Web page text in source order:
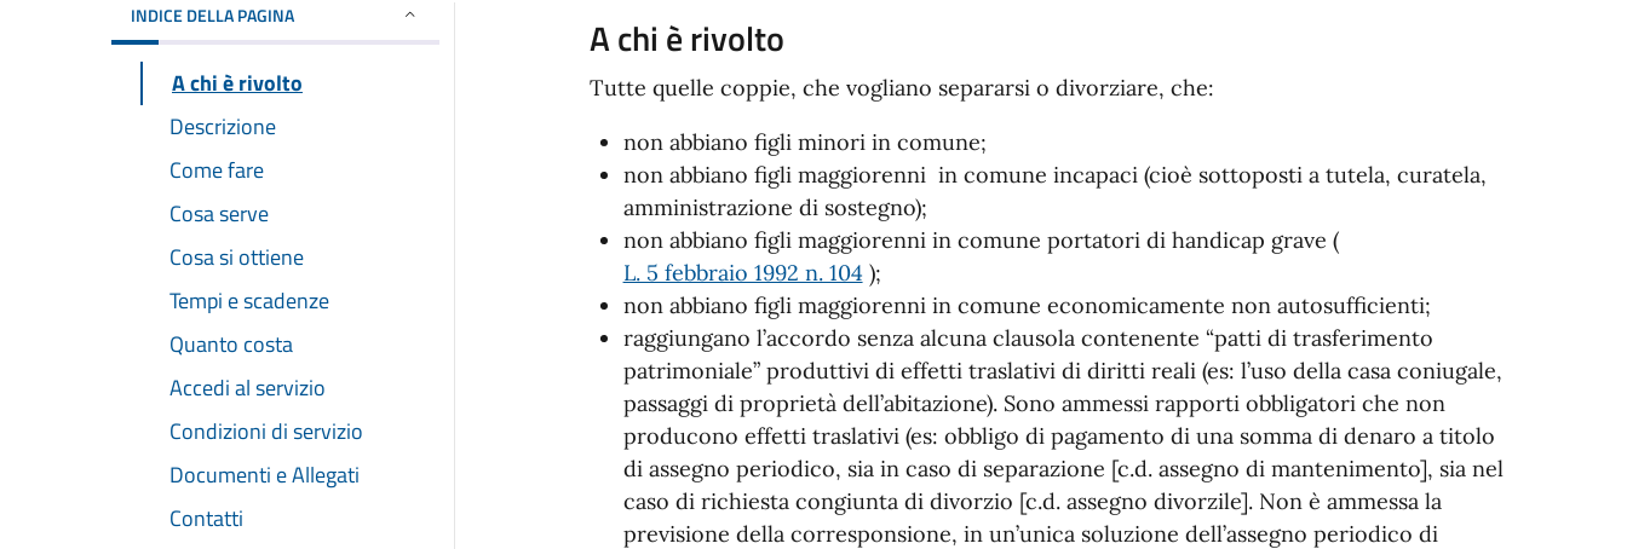
INDICE DELLA PAGINA
A chi è rivolto
Descrizione
Come fare
Cosa serve
Cosa si ottiene
Tempi e scadenze
Quanto costa
Accedi al servizio
Condizioni di servizio
Documenti e Allegati
Contatti
A chi è rivolto
Tutte quelle coppie, che vogliano separarsi o divorziare, che:
non abbiano figli minori in comune;
non abbiano figli maggiorenni in comune incapaci (cioè sottoposti a tutela, curatela,
amministrazione di sostegno);
non abbiano figli maggiorenni in comune portatori di handicap grave (
L. 5 febbraio 1992 n. 104 );
non abbiano figli maggiorenni in comune economicamente non autosufficienti;
raggiungano l’accordo senza alcuna clausola contenente “patti di trasferimento
patrimoniale” produttivi di effetti traslativi di diritti reali (es: l’uso della casa coniugale,
passaggi di proprietà dell’abitazione). Sono ammessi rapporti obbligatori che non
producono effetti traslativi (es: obbligo di pagamento di una somma di denaro a titolo
di assegno periodico, sia in caso di separazione [c.d. assegno di mantenimento], sia nel
caso di richiesta congiunta di divorzio [c.d. assegno divorzile]. Non è ammessa la
previsione della corresponsione, in un’unica soluzione dell’assegno periodico di